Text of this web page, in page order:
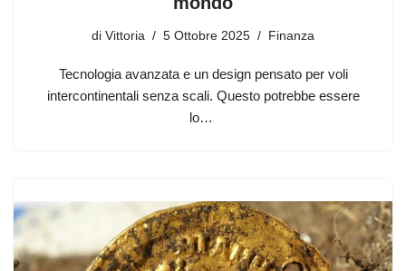
di Vittoria 5 Ottobre 2025 Finanza
Tecnologia avanzata e un design pensato per voli
intercontinentali senza scali. Questo potrebbe essere
lo…